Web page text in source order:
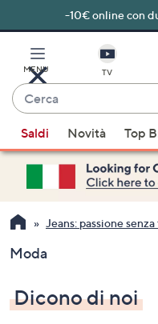
al
principale
-10€ online con
MENU TV
Cerca
sono
disponibili
suggerimenti,
usa
i
freccia
e
giù
Saldi Novità Top
Jeans: passione
Moda
Dicono di noi